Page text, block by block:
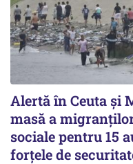
Alertă în Ceuta și
masă a
sociale pentru 15
forțele de